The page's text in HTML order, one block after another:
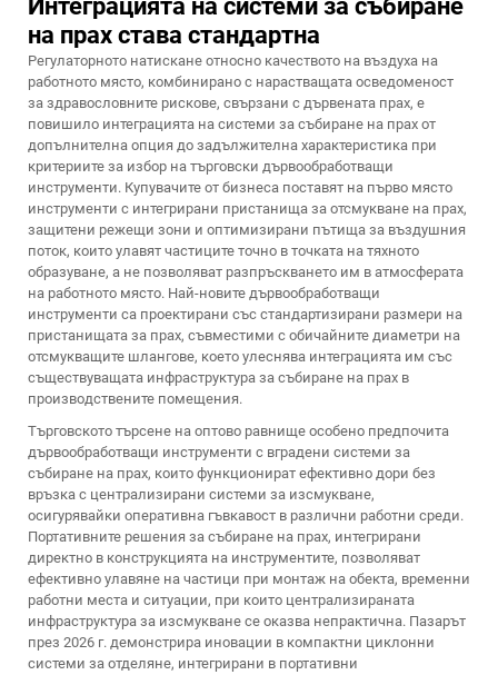
Интеграцията на системи за събиране
на прах става стандартна
Регулаторното натискане относно качеството на въздуха на
работното място, комбинирано с нарастващата осведоменост
за здравословните рискове, свързани с дървената прах, е
повишило интеграцията на системи за събиране на прах от
допълнителна опция до задължителна характеристика при
критериите за избор на търговски дървообработващи
инструменти. Купувачите от бизнеса поставят на първо място
инструменти с интегрирани пристанища за отсмукване на прах,
защитени режещи зони и оптимизирани пътища за въздушния
поток, които улавят частиците точно в точката на тяхното
образуване, а не позволяват разпръскването им в атмосферата
на работното място. Най-новите дървообработващи
инструменти са проектирани със стандартизирани размери на
пристанищата за прах, съвместими с обичайните диаметри на
отсмукващите шлангове, което улеснява интеграцията им със
съществуващата инфраструктура за събиране на прах в
производствените помещения.
Търговското търсене на оптово равнище особено предпочита
дървообработващи инструменти с вградени системи за
събиране на прах, които функционират ефективно дори без
връзка с централизирани системи за изсмукване,
осигурявайки оперативна гъвкавост в различни работни среди.
Портативните решения за събиране на прах, интегрирани
директно в конструкцията на инструментите, позволяват
ефективно улавяне на частици при монтаж на обекта, временни
работни места и ситуации, при които централизираната
инфраструктура за изсмукване се оказва непрактична. Пазарът
през 2026 г. демонстрира иновации в компактни циклонни
системи за отделяне, интегрирани в портативни